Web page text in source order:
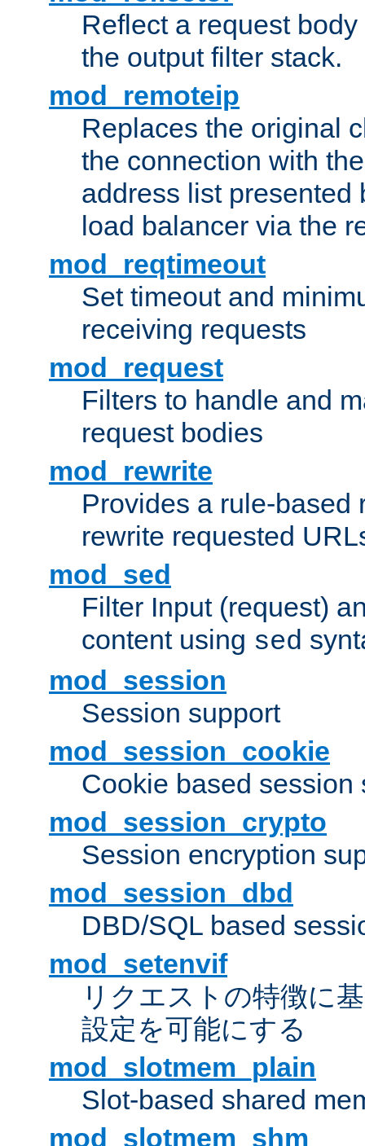
Reflect a request
the output filter stack.
mod_remoteip
Replaces the original
the connection with
address list presented
load balancer via the
mod_reqtimeout
Set timeout and
receiving requests
mod_request
Filters to handle and
request bodies
mod_rewrite
Provides a rule-based
rewrite requested
mod_sed
Filter Input (request)
content using sed
mod_session
Session support
mod_session_cookie
Cookie based session
mod_session_crypto
Session encryption
mod_session_dbd
DBD/SQL based
mod_setenvif
リクエストの特徴に
設定を可能にする
mod_slotmem_plain
Slot-based shared
mod_slotmem_shm